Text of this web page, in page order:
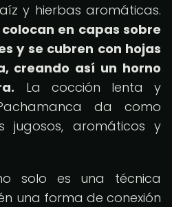
y hierbas aromáticas.
en capas sobre
y se cubren con hojas
creando así un horno
La cocción lenta y
da como
jugosos, aromáticos y
solo es una técnica
una forma de conexión